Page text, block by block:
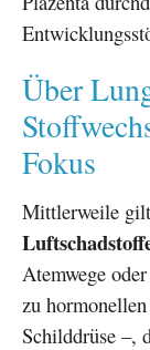
Über
Fokus
Mittlerweile
Atemwege
zu
Schilddrüse –,